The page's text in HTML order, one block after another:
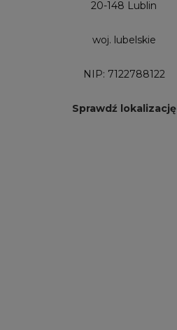
20-148 Lublin
woj. lubelskie
NIP: 7122788122
Sprawdź lokalizację